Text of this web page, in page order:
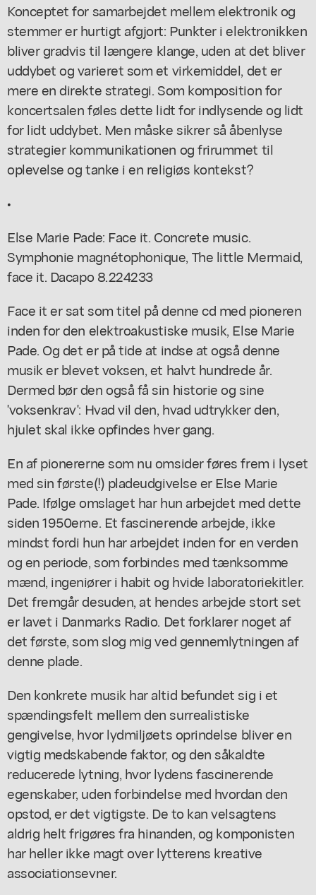
Konceptet for samarbejdet mellem elektronik og
stemmer er hurtigt afgjort: Punkter i elektronikken
bliver gradvis til længere klange, uden at det bliver
uddybet og varieret som et virkemiddel, det er
mere en direkte strategi. Som komposition for
koncertsalen føles dette lidt for indlysende og lidt
for lidt uddybet. Men måske sikrer så åbenlyse
strategier kommunikationen og frirummet til
oplevelse og tanke i en religiøs kontekst?
•
Else Marie Pade: Face it. Concrete music.
Symphonie magnétophonique, The little Mermaid,
face it. Dacapo 8.224233
Face iter sat som titel på denne cd med pioneren
inden for den elektroakustiske musik, Else Marie
Pade. Og det er på tide at indse at også denne
musik er blevet voksen, et halvt hundrede år.
Dermed bør den også få sin historie og sine
'voksenkrav': Hvad vil den, hvad udtrykker den,
hjulet skal ikke opfindes hver gang.
En af pionererne som nu omsider føres frem i lyset
med sin første(!) pladeudgivelse er Else Marie
Pade. Ifølge omslaget har hun arbejdet med dette
siden 1950erne. Et fascinerende arbejde, ikke
mindst fordi hun har arbejdet inden for en verden
og en periode, som forbindes med tænksomme
mænd, ingeniører i habit og hvide laboratoriekitler.
Det fremgår desuden, at hendes arbejde stort set
er lavet i Danmarks Radio. Det forklarer noget af
det første, som slog mig ved gennemlytningen af
denne plade.
Den konkrete musik har altid befundet sig i et
spændingsfelt mellem den surrealistiske
gengivelse, hvor lydmiljøets oprindelse bliver en
vigtig medskabende faktor, og den såkaldte
reducerede lytning, hvor lydens fascinerende
egenskaber, uden forbindelse med hvordan den
opstod, er det vigtigste. De to kan velsagtens
aldrig helt frigøres fra hinanden, og komponisten
har heller ikke magt over lytterens kreative
associationsevner.